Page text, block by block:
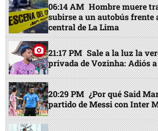
06:14 AM Hombre muere
subirse a un autobús frente
central de La Lima
21:17 PM Sale a la luz la
privada de Vozinha: Adiós
20:29 PM ¿Por qué Said
partido de Messi con Inter